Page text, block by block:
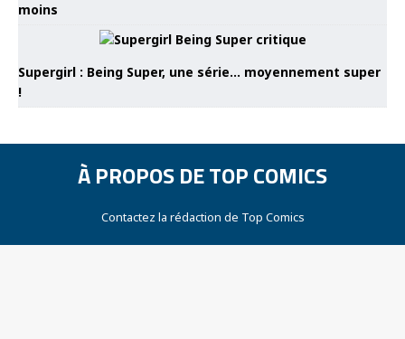
moins
Supergirl : Being Super, une série… moyennement super
!
À PROPOS DE TOP COMICS
Contactez la rédaction de Top Comics